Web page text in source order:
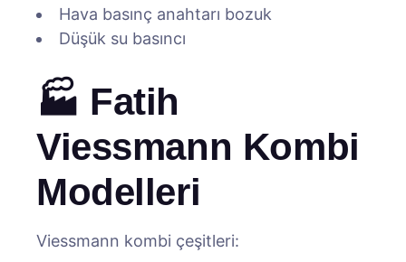
Hava basınç anahtarı bozuk
Düşük su basıncı
🏭 Fatih
Viessmann Kombi
Modelleri
Viessmann kombi çeşitleri: